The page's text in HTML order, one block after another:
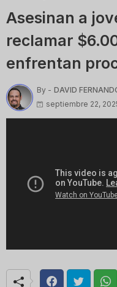
Asesinan a
reclamar
enfrentan
By - DAVID
septiembre 22,